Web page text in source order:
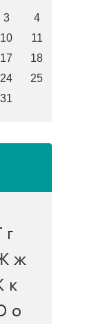
3
4
10
11
17
18
24
25
31
г
ж
к
о